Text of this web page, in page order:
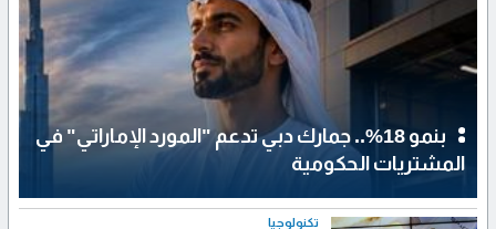
بنمو 18%.. جمارك دبي تدعم "المورد الإماراتي" في
المشتريات الحكومية
تكنولوجيا